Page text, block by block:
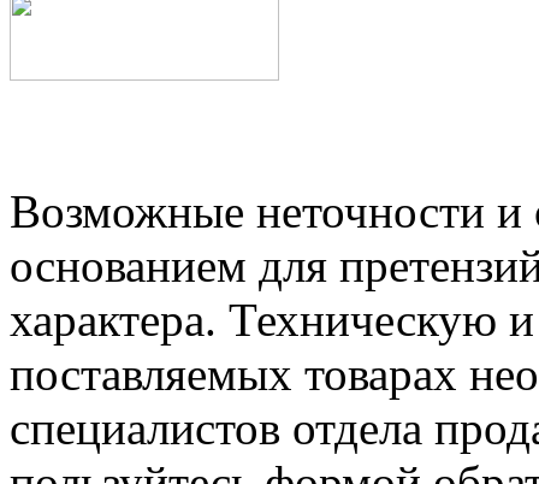
Возможные неточности и
основанием для
характера.
поставляемых товарах
специалистов отдела